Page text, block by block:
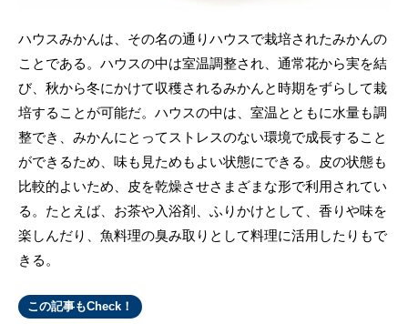
ハウスみかんは、その名の通りハウスで栽培されたみかんの
ことである。ハウスの中は室温調整され、通常花から実を結
び、秋から冬にかけて収穫されるみかんと時期をずらして栽
培することが可能だ。ハウスの中は、室温とともに水量も調
整でき、みかんにとってストレスのない環境で成長すること
ができるため、味も見ためもよい状態にできる。皮の状態も
比較的よいため、皮を乾燥させさまざまな形で利用されてい
る。たとえば、お茶や入浴剤、ふりかけとして、香りや味を
楽しんだり、魚料理の臭み取りとして料理に活用したりもで
きる。
この記事もCheck！